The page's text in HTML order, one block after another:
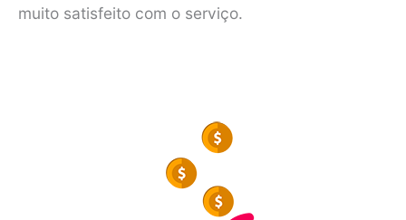
muito satisfeito com o serviço.